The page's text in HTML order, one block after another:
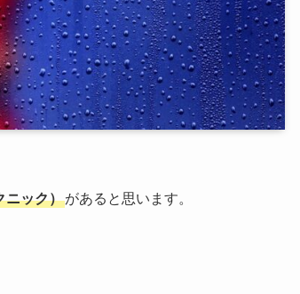
ニック）があると思います。